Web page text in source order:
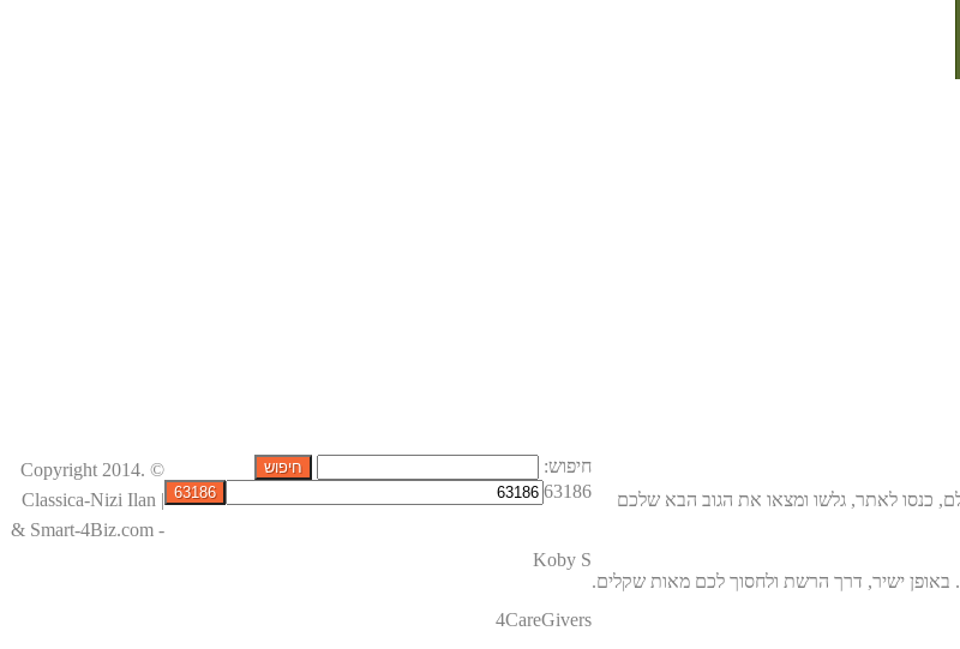
כנסו לאתר, גלשו ומצאו את הגוב הבא שלכם
חיפוש:
63186
© Copyright 2014.
Classica-Nizi Ilan |
& Smart-4Biz.com -
Koby S
4CareGivers